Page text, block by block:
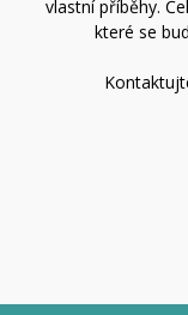
vlastní příběhy.
které se